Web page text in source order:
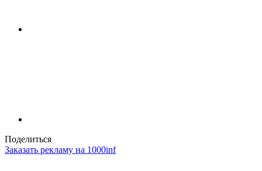
Поделиться
Заказать рекламу на 1000inf